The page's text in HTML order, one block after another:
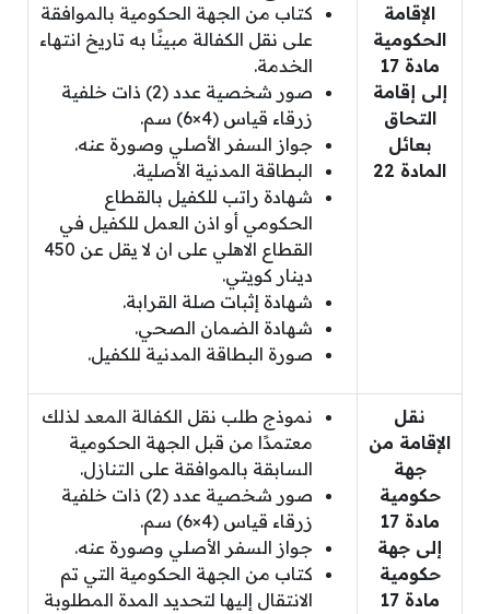
الإقامة
الحكومية
مادة 17
إلى إقامة
التحاق
بعائل
المادة 22
كتاب من الجهة الحكومية بالموافقة
على نقل الكفالة مبينًا به تاريخ انتهاء
الخدمة.
صور شخصية عدد (2) ذات خلفية
زرقاء قياس (4×6) سم.
جواز السفر الأصلي وصورة عنه.
البطاقة المدنية الأصلية.
شهادة راتب للكفيل بالقطاع
الحكومي أو اذن العمل للكفيل في
القطاع الاهلي على ان لا يقل عن 450
دينار كويتي.
شهادة إثبات صلة القرابة.
شهادة الضمان الصحي.
صورة البطاقة المدنية للكفيل.
نقل
الإقامة من
جهة
حكومية
مادة 17
إلى جهة
حكومية
مادة 17
نموذج طلب نقل الكفالة المعد لذلك
معتمدًا من قبل الجهة الحكومية
السابقة بالموافقة على التنازل.
صور شخصية عدد (2) ذات خلفية
زرقاء قياس (4×6) سم.
جواز السفر الأصلي وصورة عنه.
كتاب من الجهة الحكومية التي تم
الانتقال إليها لتحديد المدة المطلوبة